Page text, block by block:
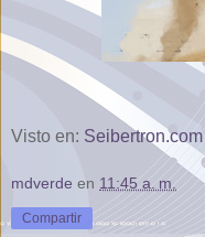
Visto en: Seibertron.com
mdverde en 11:45 a. m.
Compartir